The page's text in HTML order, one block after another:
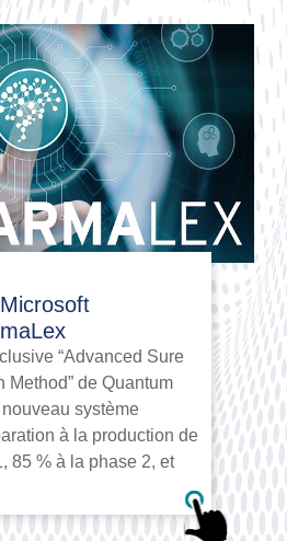
“Advanced Sure
Method” de Quantum
système
à la production de
85 % à la phase 2, et